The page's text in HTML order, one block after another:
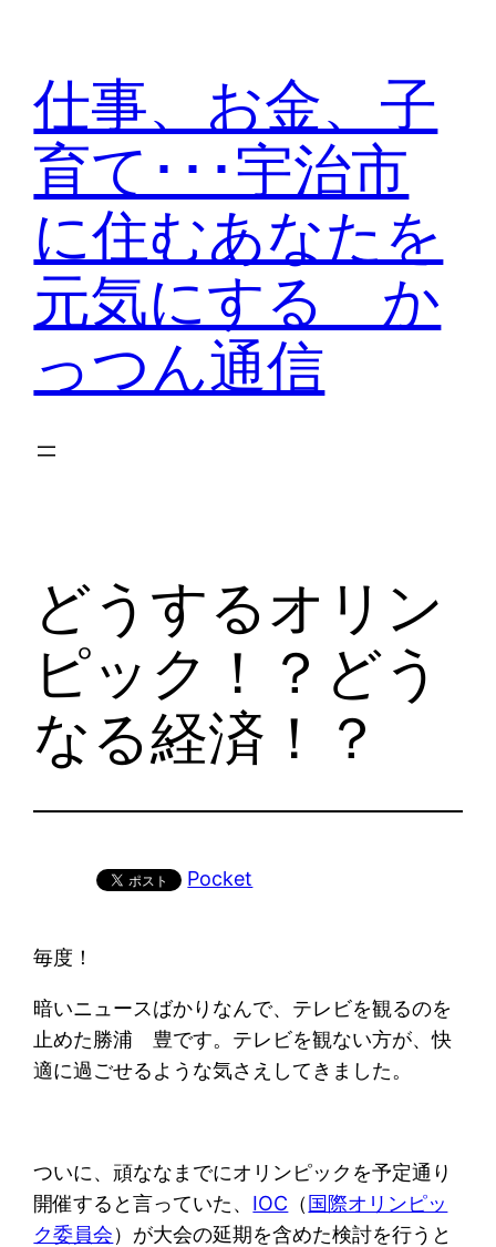
仕事、お金、子
育て･･･宇治市
に住むあなたを
元気にする か
っつん通信
どうするオリン
ピック！？どう
なる経済！？
Pocket
毎度！
暗いニュースばかりなんで、テレビを観るのを
止めた勝浦 豊です。テレビを観ない方が、快
適に過ごせるような気さえしてきました。
ついに、頑ななまでにオリンピックを予定通り
開催すると言っていた、 IOC （国際オリンピッ
ク委員会）が大会の延期を含めた検討を行うと